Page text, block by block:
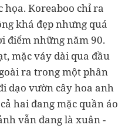
họa. Koreaboo chỉ ra
khá đẹp nhưng quá
điểm những năm 90.
mặc váy dài qua đầu
ra trong một phân
dạo vườn cây hoa anh
hai đang mặc quần áo
vẫn đang là xuân -